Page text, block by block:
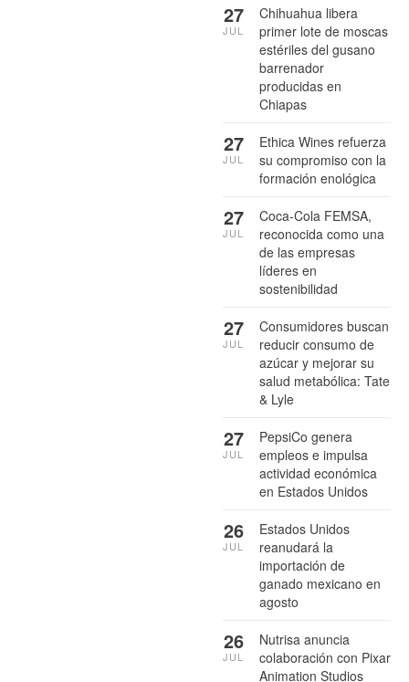
Chihuahua libera
primer lote de moscas
estériles del gusano
barrenador
producidas en
Chiapas
27
JUL
Ethica Wines refuerza
su compromiso con la
formación enológica
27
JUL
Coca-Cola FEMSA,
reconocida como una
de las empresas
líderes en
sostenibilidad
27
JUL
Consumidores buscan
reducir consumo de
azúcar y mejorar su
salud metabólica: Tate
& Lyle
27
JUL
PepsiCo genera
empleos e impulsa
actividad económica
en Estados Unidos
27
JUL
Estados Unidos
reanudará la
importación de
ganado mexicano en
agosto
26
JUL
Nutrisa anuncia
colaboración con Pixar
Animation Studios
26
JUL